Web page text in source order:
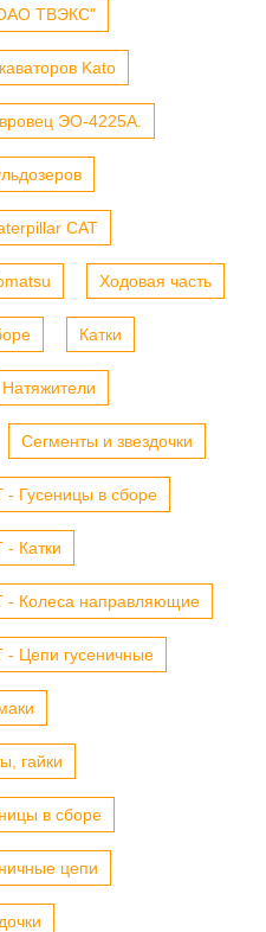
ТВЭКС"
Kato
ЭО-4225А.
CAT
Ходовая часть
Катки
Натяжители
Сегменты и звездочки
- Гусеницы в сборе
- Катки
- Колеса направляющие
- Цепи гусеничные
гайки
в сборе
цепи